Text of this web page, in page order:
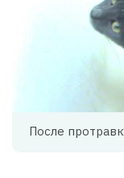
После